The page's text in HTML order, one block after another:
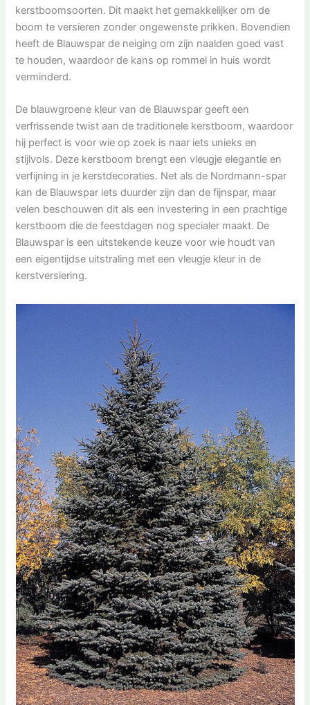
kerstboomsoorten. Dit maakt het gemakkelijker om de
boom te versieren zonder ongewenste prikken. Bovendien
heeft de Blauwspar de neiging om zijn naalden goed vast
te houden, waardoor de kans op rommel in huis wordt
verminderd.
De blauwgroene kleur van de Blauwspar geeft een
verfrissende twist aan de traditionele kerstboom, waardoor
hij perfect is voor wie op zoek is naar iets unieks en
stijlvols. Deze kerstboom brengt een vleugje elegantie en
verfijning in je kerstdecoraties. Net als de Nordmann-spar
kan de Blauwspar iets duurder zijn dan de fijnspar, maar
velen beschouwen dit als een investering in een prachtige
kerstboom die de feestdagen nog specialer maakt. De
Blauwspar is een uitstekende keuze voor wie houdt van
een eigentijdse uitstraling met een vleugje kleur in de
kerstversiering.